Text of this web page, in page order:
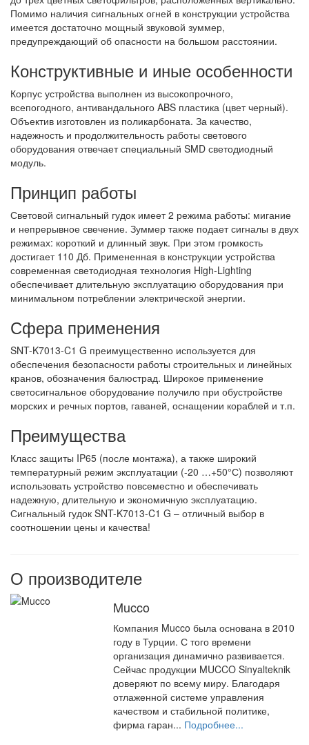
Помимо наличия сигнальных огней в конструкции устройства
имеется достаточно мощный звуковой зуммер,
предупреждающий об опасности на большом расстоянии.
Конструктивные и иные особенности
Корпус устройства выполнен из высокопрочного,
всепогодного, антивандального ABS пластика (цвет черный).
Объектив изготовлен из поликарбоната. За качество,
надежность и продолжительность работы светового
оборудования отвечает специальный SMD светодиодный
модуль.
Принцип работы
Световой сигнальный гудок имеет 2 режима работы: мигание
и непрерывное свечение. Зуммер также подает сигналы в двух
режимах: короткий и длинный звук. При этом громкость
достигает 110 Дб. Примененная в конструкции устройства
современная светодиодная технология High-Lighting
обеспечивает длительную эксплуатацию оборудования при
минимальном потреблении электрической энергии.
Сфера применения
SNT-K7013-C1 G преимущественно используется для
обеспечения безопасности работы строительных и линейных
кранов, обозначения балюстрад. Широкое применение
светосигнальное оборудование получило при обустройстве
морских и речных портов, гаваней, оснащении кораблей и т.п.
Преимущества
Класс защиты IP65 (после монтажа), а также широкий
температурный режим эксплуатации (-20 …+50°С) позволяют
использовать устройство повсеместно и обеспечивать
надежную, длительную и экономичную эксплуатацию.
Сигнальный гудок SNT-K7013-C1 G – отличный выбор в
соотношении цены и качества!
О производителе
Mucco
Компания Mucco была основана в 2010
году в Турции. С того времени
организация динамично развивается.
Сейчас продукции MUCCO Sinyalteknik
доверяют по всему миру. Благодаря
отлаженной системе управления
качеством и стабильной политике,
фирма гаран... Подробнее...